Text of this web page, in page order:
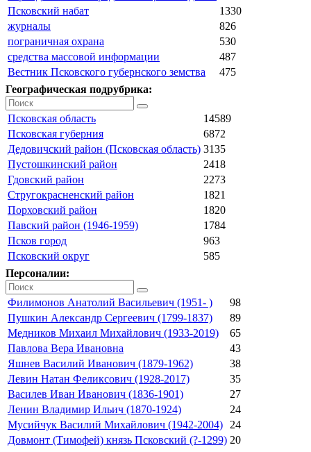
Псковский набат
1330
журналы
826
пограничная охрана
530
средства массовой информации
487
Вестник Псковского губернского земства
475
Географическая подрубрика:
Псковская область
14589
Псковская губерния
6872
Дедовичский район (Псковская область) 3135
Пустошкинский район
2418
Гдовский район
2273
Стругокрасненский район
1821
Порховский район
1820
Павский район (1946-1959)
1784
Псков город
963
Псковский округ
585
Персоналии:
Филимонов Анатолий Васильевич (1951- )
98
Пушкин Александр Сергеевич (1799-1837)
89
Медников Михаил Михайлович (1933-2019)
65
Павлова Вера Ивановна
43
Яшнев Василий Иванович (1879-1962)
38
Левин Натан Феликсович (1928-2017)
35
Василев Иван Иванович (1836-1901)
27
Ленин Владимир Ильич (1870-1924)
24
Мусийчук Василий Михайлович (1942-2004)
24
Довмонт (Тимофей) князь Псковский (?-1299) 20